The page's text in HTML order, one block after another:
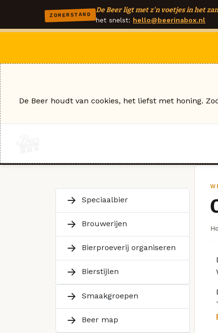
ZOMERSTAND
De Beer ligt met z'n voetjes in het
het snelst: hello@beerinabox.nl
Speciaalbier
Brouwerijen
Bierproeverij organiseren
Bierstijlen
Smaakgroepen
Beer map
De Beer houdt van cookies, het liefst met honing.